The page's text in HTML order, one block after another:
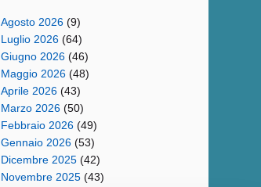
Agosto 2026 (9)
Luglio 2026 (64)
Giugno 2026 (46)
Maggio 2026 (48)
Aprile 2026 (43)
Marzo 2026 (50)
Febbraio 2026 (49)
Gennaio 2026 (53)
Dicembre 2025 (42)
Novembre 2025 (43)